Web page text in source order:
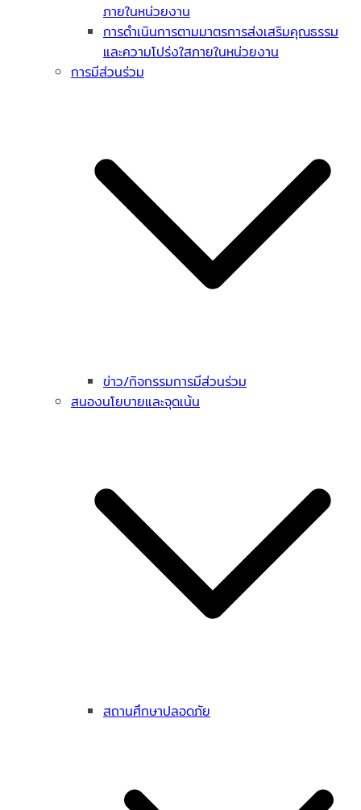
ภายในหน่วยงาน
การดำเนินการตามมาตรการส่งเสริมคุณธรรม
และความโปร่งใสภายในหน่วยงาน
การมีส่วนร่วม
ข่าว/กิจกรรมการมีส่วนร่วม
สนองนโยบายและจุดเน้น
สถานศึกษาปลอดภัย